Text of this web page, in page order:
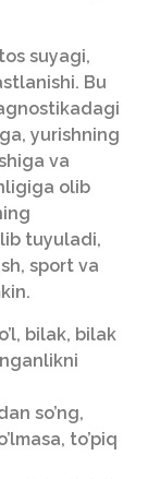
suyagi,
Bu
yurishning
va
olib
tuyuladi,
sport va
bilak, bilak
so’ng,
to’piq